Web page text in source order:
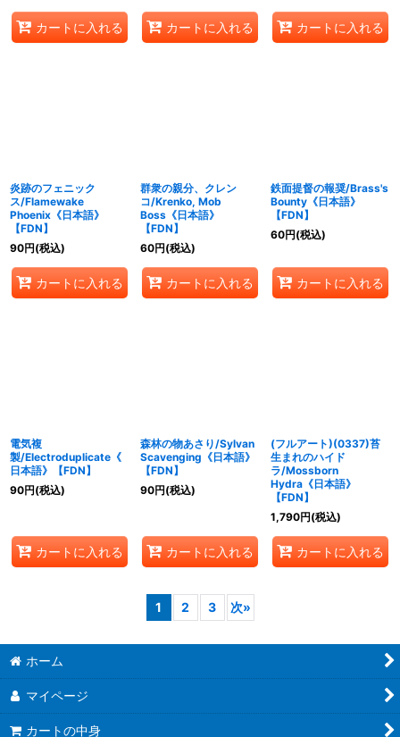
カートに入れる カートに入れる カートに入れる
炎跡のフェニック
ス/Flamewake
Phoenix《日本語》
【FDN】
90円(税込)
カートに入れる
群衆の親分、クレン
コ/Krenko, Mob
Boss《日本語》
【FDN】
60円(税込)
カートに入れる
鉄面提督の報奨/Brass's
Bounty《日本語》
【FDN】
60円(税込)
カートに入れる
電気複
製/Electroduplicate《
日本語》【FDN】
90円(税込)
カートに入れる
森林の物あさり/Sylvan
Scavenging《日本語》
【FDN】
90円(税込)
カートに入れる
(フルアート)(0337)苔
生まれのハイド
ラ/Mossborn
Hydra《日本語》
【FDN】
1,790円(税込)
カートに入れる
1 2 3 次»
ホーム
マイページ
カートの中身